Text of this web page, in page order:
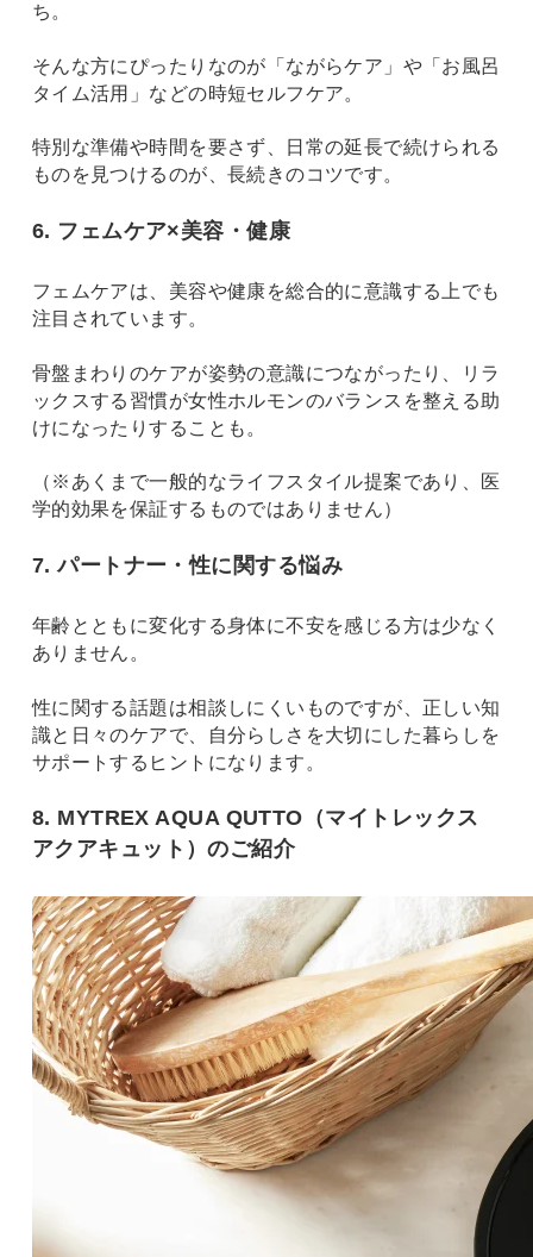
ち。
そんな方にぴったりなのが「ながらケア」や「お風呂
タイム活用」などの時短セルフケア。
特別な準備や時間を要さず、日常の延長で続けられる
ものを見つけるのが、長続きのコツです。
6. フェムケア×美容・健康
フェムケアは、美容や健康を総合的に意識する上でも
注目されています。
骨盤まわりのケアが姿勢の意識につながったり、リラ
ックスする習慣が女性ホルモンのバランスを整える助
けになったりすることも。
（※あくまで一般的なライフスタイル提案であり、医
学的効果を保証するものではありません）
7. パートナー・性に関する悩み
年齢とともに変化する身体に不安を感じる方は少なく
ありません。
性に関する話題は相談しにくいものですが、正しい知
識と日々のケアで、自分らしさを大切にした暮らしを
サポートするヒントになります。
8. MYTREX AQUA QUTTO（マイトレックス
アクアキュット）のご紹介